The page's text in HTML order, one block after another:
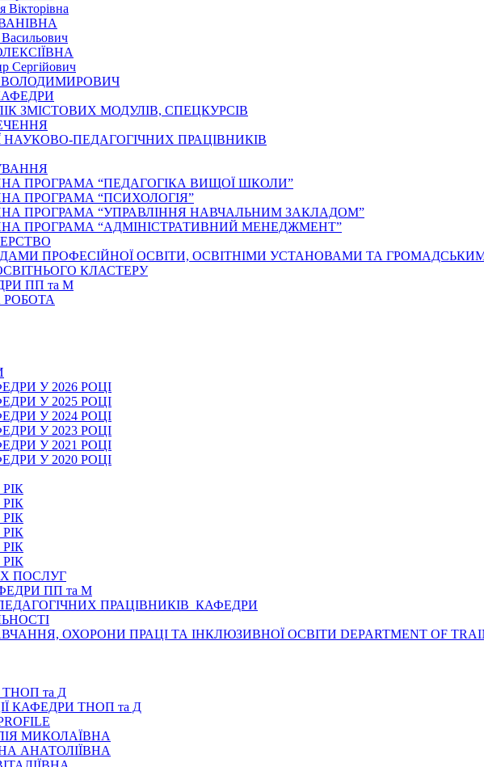
Вікторівна
Сергійович
ЗМІСТОВИХ МОДУЛІВ, СПЕЦКУРСІВ
НАУКОВО-ПЕДАГОГІЧНИХ ПРАЦІВНИКІВ
ПРОГРАМА “ПЕДАГОГІКА ВИЩОЇ ШКОЛИ”
ПРОГРАМА “ПСИХОЛОГІЯ”
ПРОГРАМА “УПРАВЛІННЯ НАВЧАЛЬНИМ ЗАКЛАДОМ”
ПРОГРАМА “АДМІНІСТРАТИВНИЙ МЕНЕДЖМЕНТ”
ПРОФЕСІЙНОЇ ОСВІТИ, ОСВІТНІМИ УСТАНОВАМИ ТА
КЛАСТЕРУ
ПП та М
У 2026 РОЦІ
У 2025 РОЦІ
У 2024 РОЦІ
У 2023 РОЦІ
У 2021 РОЦІ
У 2020 РОЦІ
ПОСЛУГ
ПП та М
ПРАЦІВНИКІВ КАФЕДРИ
ОХОРОНИ ПРАЦІ ТА ІНКЛЮЗИВНОЇ ОСВІТИ DEPARTMENT OF
ТНОП та Д
КАФЕДРИ ТНОП та Д
МИКОЛАЇВНА
АНАТОЛІЇВНА